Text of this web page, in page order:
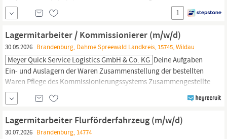
durchstarten? Dann bist du bei Piening Personal genau richtig!
Wir bieten dir einen unbefristeten Arbeitsvertrag im Rahmen der
Arbeitnehmerüberlassung bei einem namhaften Kunden aus der
gewerblichen...
1
Lagermitarbeiter / Kommissionierer (m/w/d)
30.05.2026 Brandenburg, Dahme Spreewald Landkreis, 15745, Wildau
Meyer Quick Service Logistics GmbH & Co. KG Deine Aufgaben
Ein- und Auslagern der Waren Zusammenstellung der bestellten
Waren Pflege des Kommissionierungssystems Zusammengestellte
Waren mit Folie einschweißen Reibungslosen Warenfluss
sicherstellen Waren für die Verladung und Auslieferung
kennzeichnen und bereitstellen Erstellen von Lieferscheinen
Einhaltung von Sauberkeit und Ordnung Dein Profil Eine...
Lagermitarbeiter Flurförderfahrzeug (m/w/d)
30.07.2026 Brandenburg, 14774